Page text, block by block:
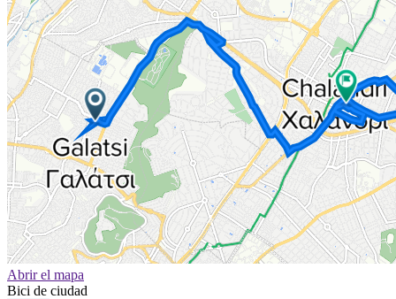
Abrir el mapa
Bici de ciudad